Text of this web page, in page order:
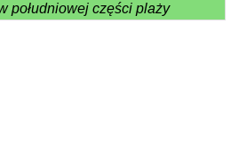
południowej części plaży